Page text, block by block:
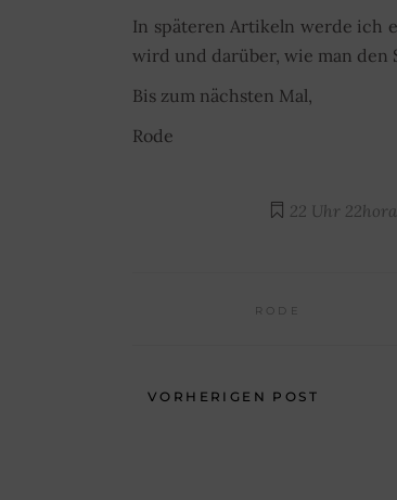
In späteren Artikeln werde ich
wird und darüber, wie man den
Bis zum nächsten Mal,
Rode
22 Uhr
RODE
VORHERIGEN POST